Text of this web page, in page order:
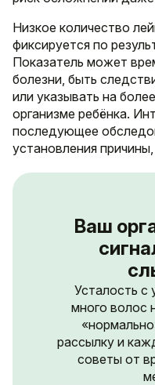
Низкое количество
фиксируется по
Показатель может
болезни, быть
или указывать на
организме ребёнка.
последующее
установления
Ваш
Усталость с
много волос
рассылку и
советы от